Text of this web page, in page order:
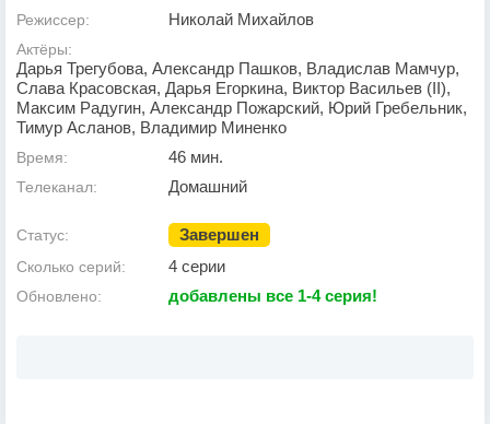
Режиссер: Николай Михайлов
Актёры:
Дарья Трегубова, Александр Пашков, Владислав Мамчур,
Слава Красовская, Дарья Егоркина, Виктор Васильев (II),
Максим Радугин, Александр Пожарский, Юрий Гребельник,
Тимур Асланов, Владимир Миненко
Время: 46 мин.
Телеканал: Домашний
Статус: Завершен
Сколько серий: 4 серии
Обновлено: добавлены все 1-4 серия!